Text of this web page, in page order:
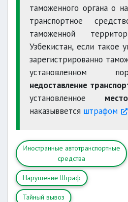
таможенного органа о
транспортное
таможенной
Узбекистан, если такое
зарегистрированно
установленном
недоставление
установленное
наказыввется штрафом
Иностранные автотранспортные
средства
Нарушение Штраф
Тайный вывоз